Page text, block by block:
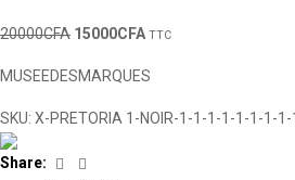
20000CFA 15000CFA TTC
MUSEEDESMARQUES
SKU: X-PRETORIA 1-NOIR-1-1-1-1-1-1-1-
Share: Facebook